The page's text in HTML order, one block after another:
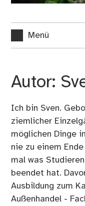
Menü
Autor:
Ich bin Sven.
ziemlicher
möglichen Dinge
nie zu einem
mal was
beendet hat.
Ausbildung zum
Außenhandel -